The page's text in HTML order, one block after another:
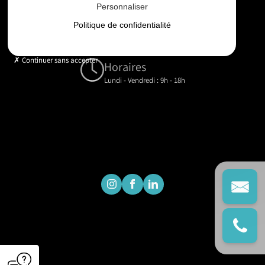
contact@gd-drones-services.fr
Horaires
Lundi - Vendredi : 9h - 18h
Personnaliser
Politique de confidentialité
Continuer sans accepter